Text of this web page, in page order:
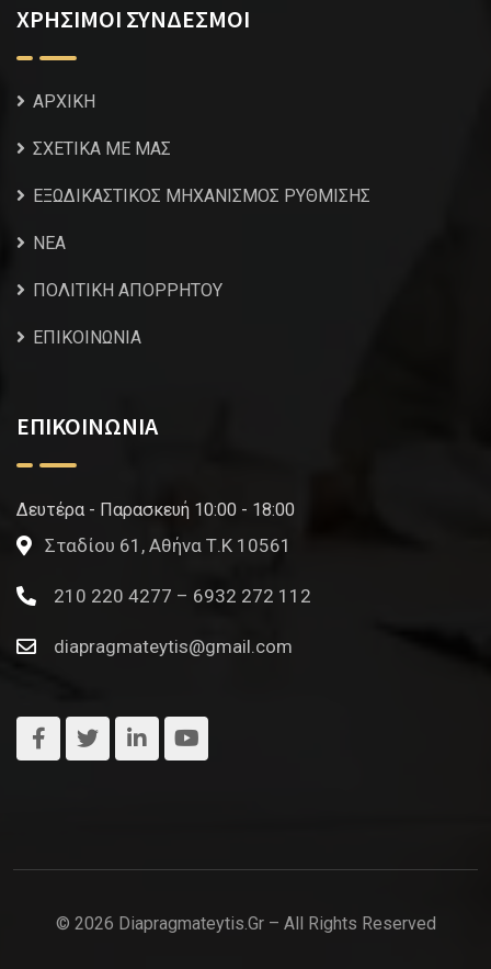
ΧΡΗΣΙΜΟΙ ΣΥΝΔΕΣΜΟΙ
ΑΡΧΙΚΗ
ΣΧΕΤΙΚΑ ΜΕ ΜΑΣ
ΕΞΩΔΙΚΑΣΤΙΚΟΣ ΜΗΧΑΝΙΣΜΟΣ ΡΥΘΜΙΣΗΣ
NEA
ΠΟΛΙΤΙΚΗ ΑΠΟΡΡΗΤΟΥ
ΕΠΙΚΟΙΝΩΝΙΑ
ΕΠΙΚΟΙΝΩΝΙΑ
Δευτέρα - Παρασκευή 10:00 - 18:00
Σταδίου 61, Αθήνα Τ.Κ 10561
210 220 4277 – 6932 272 112
diapragmateytis@gmail.com
© 2026 Diapragmateytis.gr – All Rights Reserved